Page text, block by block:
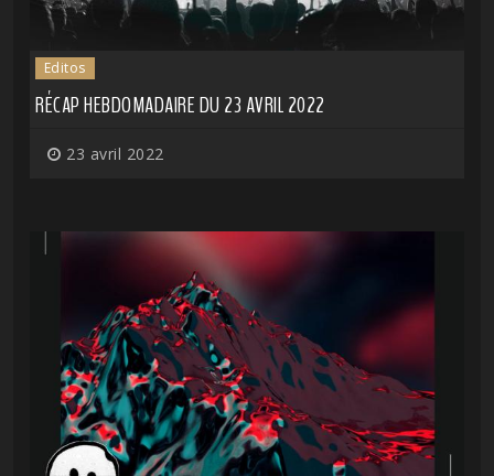
Editos
RÉCAP HEBDOMADAIRE DU 23 AVRIL 2022
23 avril 2022